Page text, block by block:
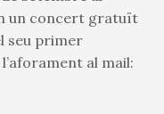
un concert gratuït
seu primer
al mail: